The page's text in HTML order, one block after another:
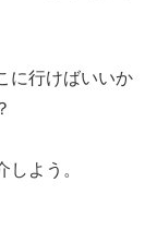
に行けばいいか
よう。